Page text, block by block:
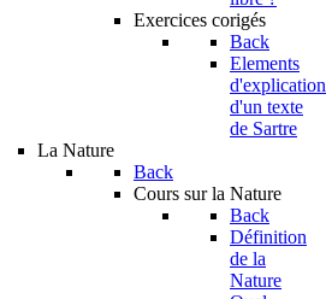
Exercices corigés
Back
Elements
d'explication
d'un texte
de Sartre
La Nature
Back
Cours sur la Nature
Back
Définition
de la
Nature